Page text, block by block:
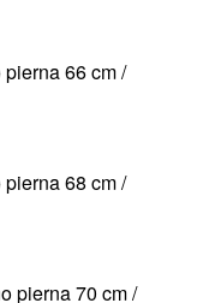
66 cm /
68 cm /
pierna 70 cm /